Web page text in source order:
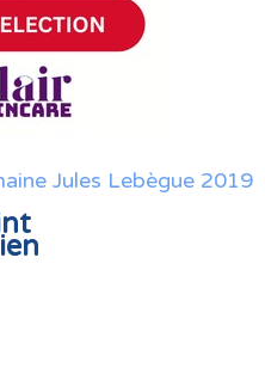
Jules Lebègue 2019